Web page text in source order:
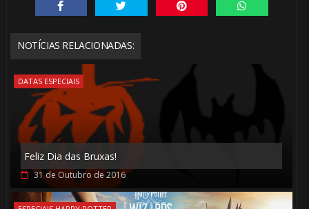
NOTÍCIAS RELACIONADAS:
DATAS ESPECIAIS
Feliz Dia das Bruxas!
31 de Outubro de 2016
1️⃣ 8️⃣
1️⃣